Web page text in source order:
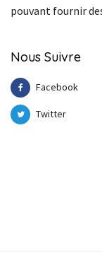
pouvant fournir
Nous Suivre
Facebook
Twitter